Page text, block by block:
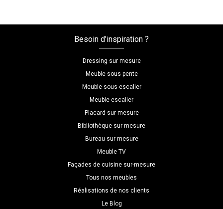
Besoin d’inspiration ?
Dressing sur mesure
Meuble sous pente
Meuble sous-escalier
Meuble escalier
Placard sur-mesure
Bibliothèque sur mesure
Bureau sur mesure
Meuble TV
Façades de cuisine sur-mesure
Tous nos meubles
Réalisations de nos clients
Le Blog